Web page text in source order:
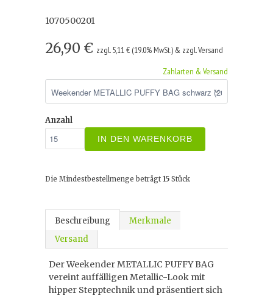
1070500201
26,90 € zzgl. 5,11 € (19.0% MwSt.) & zzgl. Versand
Zahlarten & Versand
Anzahl
IN DEN WARENKORB
Die Mindestbestellmenge beträgt 15 Stück
Beschreibung
Merkmale
Versand
Der Weekender METALLIC PUFFY BAG
vereint auffälligen Metallic-Look mit
hipper Stepptechnik und präsentiert sich